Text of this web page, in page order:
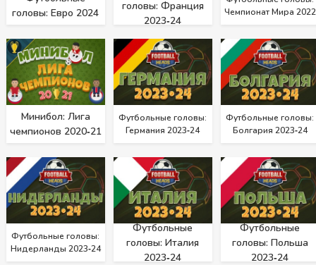
головы: Евро 2024
головы: Франция
2023‑24
Чемпионат Мира 2022
Минибол: Лига
чемпионов 2020‑21
Футбольные головы:
Германия 2023‑24
Футбольные головы:
Болгария 2023‑24
Футбольные головы:
Нидерланды 2023‑24
Футбольные
головы: Италия
2023‑24
Футбольные
головы: Польша
2023‑24